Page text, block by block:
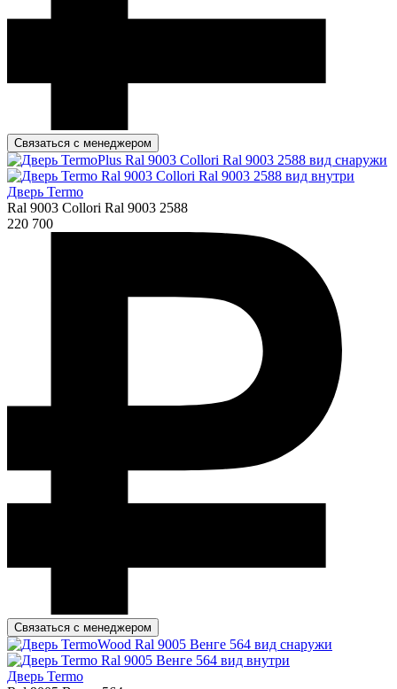
Связаться с менеджером
Дверь Termo
Ral 9003 Collori Ral 9003 2588
220 700
Связаться с менеджером
Дверь Termo